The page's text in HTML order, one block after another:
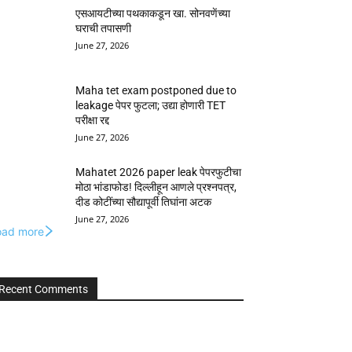
एसआयटीच्या पथकाकडून खा. सोनवणेंच्या
घराची तपासणी
June 27, 2026
Maha tet exam postponed due to
leakage पेपर फुटला; उद्या होणारी TET
परीक्षा रद्द
June 27, 2026
Mahatet 2026 paper leak पेपरफुटीचा
मोठा भांडाफोड! दिल्लीहून आणले प्रश्नपत्र,
दीड कोटींच्या सौद्यापूर्वी तिघांना अटक
June 27, 2026
more
Comments